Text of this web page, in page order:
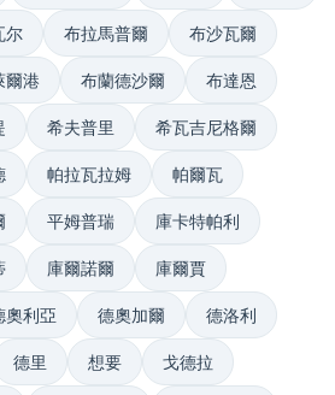
尔 布拉馬普爾 布沙瓦爾
爾港 布蘭德沙爾 布達恩
希夫普里 希瓦吉尼格爾
帕拉瓦拉姆 帕爾瓦
平姆普瑞 庫卡特帕利
庫爾諾爾 庫爾賈
奧利亞 德奧加爾 德洛利
德里 想要 戈德拉